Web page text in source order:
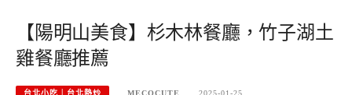
【陽明山美食】杉木林餐廳，竹子湖土
雞餐廳推薦
台北小吃︱台北熱炒 MECOCUTE 2025-01-25